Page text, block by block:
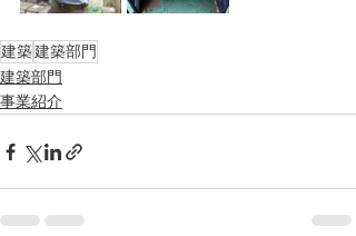
建築建築部門
建築部門
事業紹介